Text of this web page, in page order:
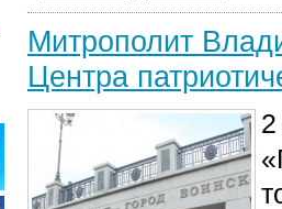
Митрополит
Центра